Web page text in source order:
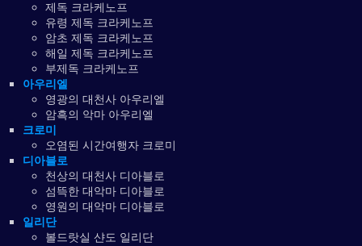
제독 크라케노프
유령 제독 크라케노프
암초 제독 크라케노프
해일 제독 크라케노프
부제독 크라케노프
아우리엘
영광의 대천사 아우리엘
암흑의 악마 아우리엘
크로미
오염된 시간여행자 크로미
디아블로
천상의 대천사 디아블로
섬뜩한 대악마 디아블로
영원의 대악마 디아블로
일리단
볼드랏실 샨도 일리단